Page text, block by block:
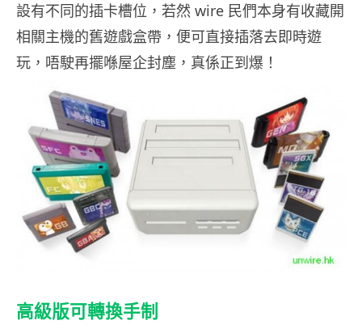
設有不同的插卡槽位，若然 wire 民們本身有收藏開
相關主機的舊遊戲盒帶，便可直接插落去即時遊
玩，唔駛再擺喺屋企封塵，真係正到爆！
高級版可轉換手制